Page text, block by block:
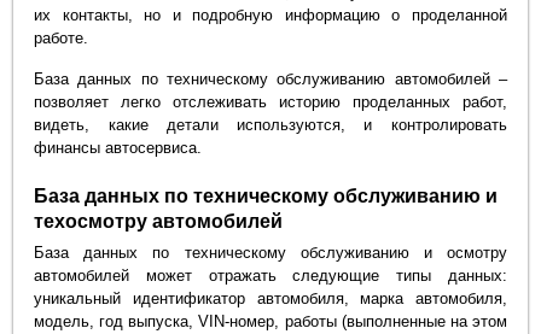
их контакты, но и подробную информацию о проделанной
работе.
База данных по техническому обслуживанию автомобилей –
позволяет легко отслеживать историю проделанных работ,
видеть, какие детали используются, и контролировать
финансы автосервиса.
База данных по техническому обслуживанию и
техосмотру автомобилей
База данных по техническому обслуживанию и осмотру
автомобилей может отражать следующие типы данных:
уникальный идентификатор автомобиля, марка автомобиля,
модель, год выпуска, VIN-номер, работы (выполненные на этом